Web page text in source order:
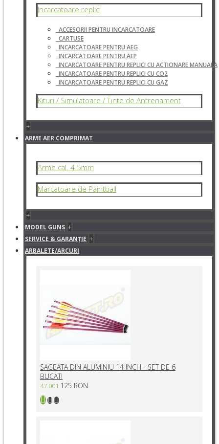
Incarcatoare replici
ACCESORII PENTRU INCARCATOARE
CARTUSE
INCARCATOARE PENTRU AEG
INCARCATOARE PENTRU AEP
INCARCATOARE PENTRU REPLICI CU ACTIONARE MANUALA
INCARCATOARE PENTRU REPLICI CU CO2
INCARCATOARE PENTRU REPLICI CU GAZ
Kituri / Simulatoare / Tinte de Antrenament
+
ARME AER COMPRIMAT
Arme cal. 4.5mm
Marcatoare de Paintball
+
MODEL GUNS +
SERVICE & GARANŢIE +
ARBALETE/ARCURI
SAGEATA DIN ALUMINIU 14 INCH - SET DE 6
BUCATI
47.001 125 RON